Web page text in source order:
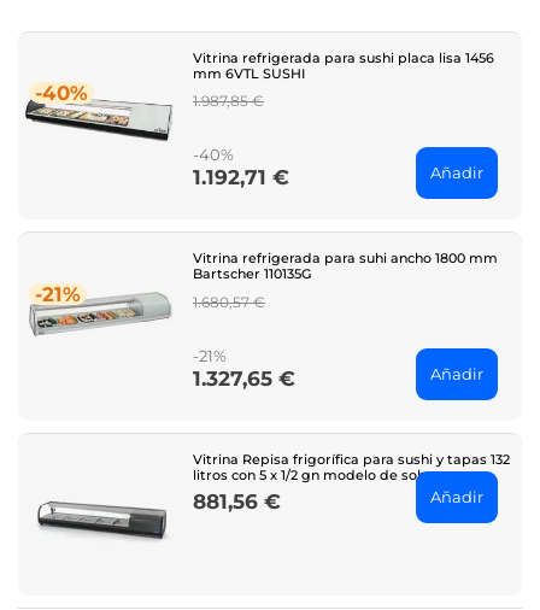
-40%
Vitrina refrigerada para sushi placa lisa 1456
mm 6VTL SUSHI
Regular
1.987,85 €
-40%
Price
1.192,71 € Añadir
-21%
Vitrina refrigerada para suhi ancho 1800 mm
Bartscher 110135G
Regular
1.680,57 €
-21%
Price
1.327,65 € Añadir
Vitrina Repisa frigorífica para sushi y tapas 132
litros con 5 x 1/2 gn modelo de sobremesa
Price
881,56 € Añadir